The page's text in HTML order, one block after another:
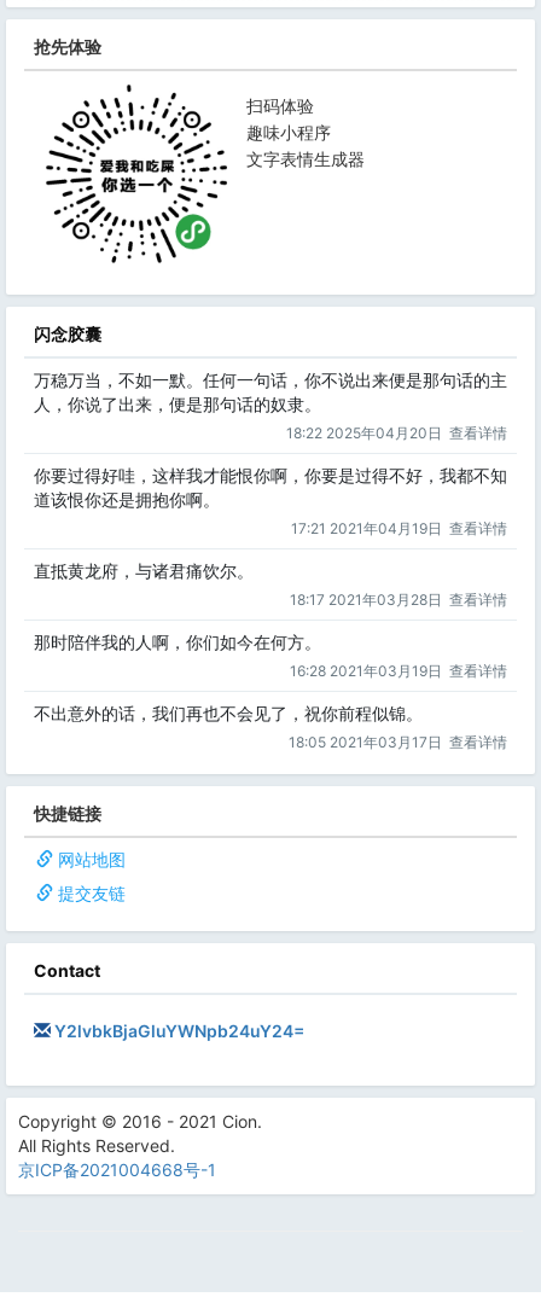
抢先体验
扫码体验
趣味小程序
文字表情生成器
闪念胶囊
万稳万当，不如一默。任何一句话，你不说出来便是那句话的主
人，你说了出来，便是那句话的奴隶。
18:22 2025年04月20日 查看详情
你要过得好哇，这样我才能恨你啊，你要是过得不好，我都不知
道该恨你还是拥抱你啊。
17:21 2021年04月19日 查看详情
直抵黄龙府，与诸君痛饮尔。
18:17 2021年03月28日 查看详情
那时陪伴我的人啊，你们如今在何方。
16:28 2021年03月19日 查看详情
不出意外的话，我们再也不会见了，祝你前程似锦。
18:05 2021年03月17日 查看详情
快捷链接
网站地图
提交友链
Contact
Y2lvbkBjaGluYWNpb24uY24=
Copyright © 2016 - 2021 Cion.
All Rights Reserved.
京ICP备2021004668号-1